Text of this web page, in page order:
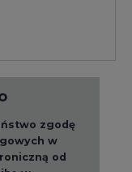
zgodę
w
od
w